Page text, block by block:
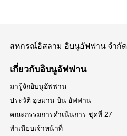
Search
สหกรณ์อิสลาม อิบนูอัฟฟาน จำกัด
เกี่ยวกับอิบนูอัฟฟาน
มารู้จักอิบนูอัฟฟาน
ประวัติ อุษมาน บิน อัฟฟาน
คณะกรรมการดำเนินการ ชุดที่ 27
ทำเนียบเจ้าหน้าที่